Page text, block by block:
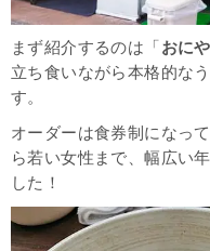
まず紹介するのは「 おに
立ち食いながら本格的な
す。
オーダーは食券制になっ
ら若い女性まで、幅広い
した！